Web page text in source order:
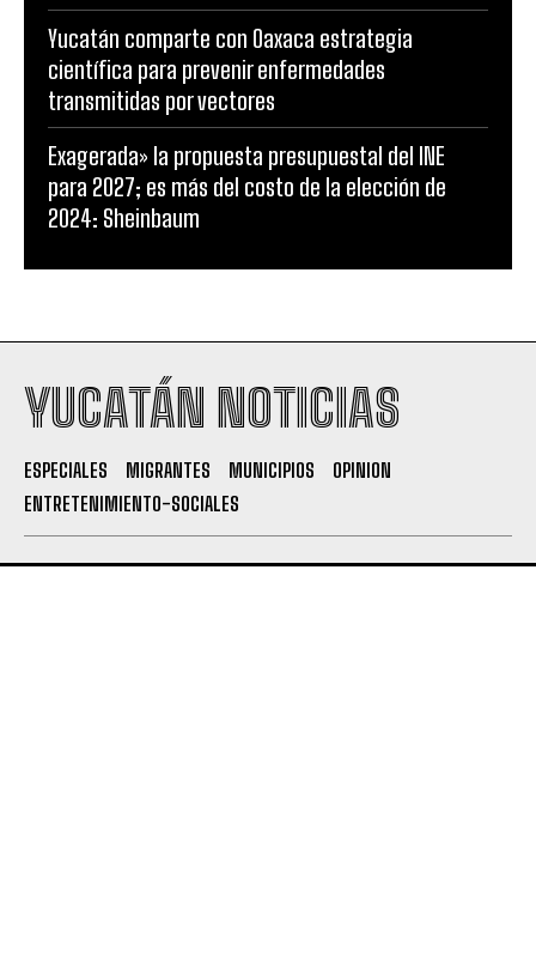
Yucatán comparte con Oaxaca estrategia
científica para prevenir enfermedades
transmitidas por vectores
Exagerada» la propuesta presupuestal del INE
para 2027; es más del costo de la elección de
2024: Sheinbaum
YUCATÁN NOTICIAS
ESPECIALES MIGRANTES MUNICIPIOS
OPINION
ENTRETENIMIENTO-SOCIALES